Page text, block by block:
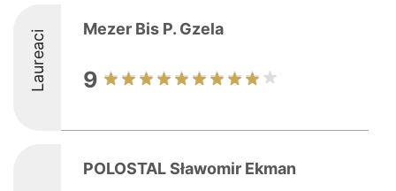
Laureaci Mezer Bis P. Gzela
9
POLOSTAL Sławomir Ekman